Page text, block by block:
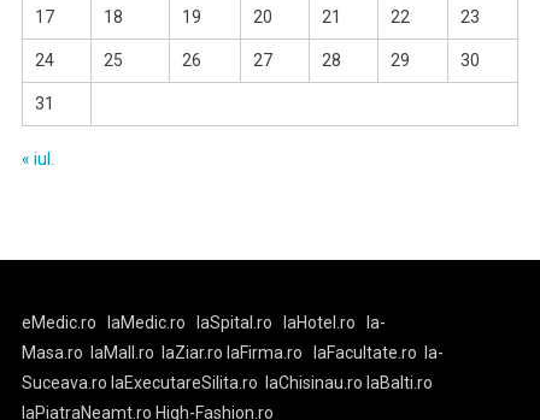
17 18 19 20 21 22 23
24 25 26 27 28 29 30
31
« iul.
eMedic.ro laMedic.ro laSpital.ro laHotel.ro
la-
Masa.ro
laMall.ro laZiar.ro laFirma.ro laFacultate.ro
la-
Suceava.ro laExecutareSilita.ro laChisinau.ro laBalti.ro
laPiatraNeamt.ro High-Fashion.ro